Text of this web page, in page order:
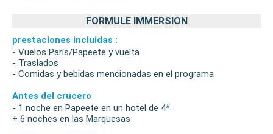
FORMULE IMMERSION
prestaciones incluidas :
- Vuelos París/Papeete y vuelta
- Traslados
- Comidas y bebidas mencionadas en el programa
Antes del crucero
- 1 noche en Papeete en un hotel de 4*
+ 6 noches en las Marquesas